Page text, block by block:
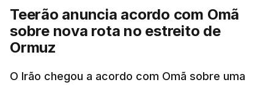
americana em projetos no Médio Oriente,
nomeadamente no Iraque.
militar deverá ficar nos 60 por cento de
Teerão anuncia acordo com Omã
sobre nova rota no estreito de
Ormuz
O Irão chegou a acordo com Omã sobre uma